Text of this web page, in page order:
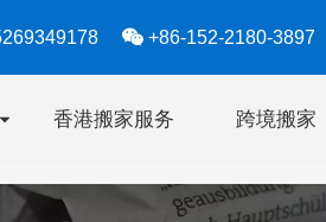
 +86-152-2180-3897
香港搬家服务 跨境搬家